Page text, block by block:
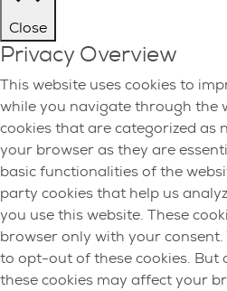
Close
Privacy Overview
This website uses cookies to
while you navigate through the
cookies that are categorized as
your browser as they are
basic functionalities of the
party cookies that help us
you use this website. These
browser only with your
to opt-out of these cookies. But
these cookies may affect your